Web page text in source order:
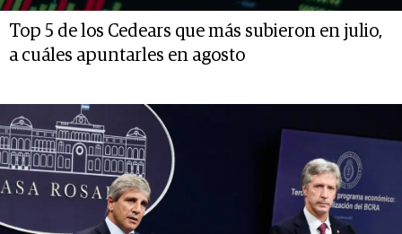
Top 5 de los Cedears que más subieron en julio,
a cuáles apuntarles en agosto